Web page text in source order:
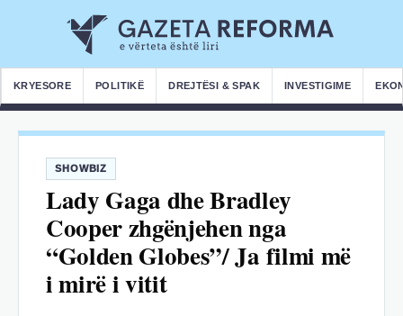
KRYESORE POLITIKË DREJTËSI & SPAK INVESTIGIME
SHOWBIZ
Lady Gaga dhe Bradley
Cooper zhgënjehen nga
“Golden Globes”/ Ja filmi më
i mirë i vitit